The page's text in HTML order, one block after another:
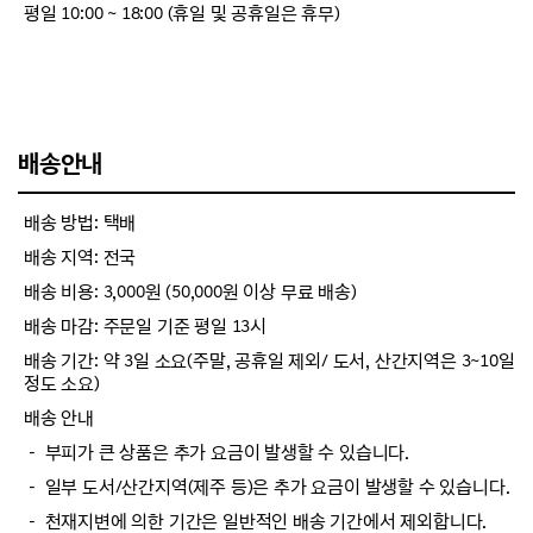
평일 10:00 ~ 18:00 (휴일 및 공휴일은 휴무)
배송안내
배송 방법: 택배
배송 지역: 전국
배송 비용: 3,000원 (50,000원 이상 무료 배송)
배송 마감: 주문일 기준 평일 13시
배송 기간: 약 3일 소요(주말, 공휴일 제외/ 도서, 산간지역은 3~10일
정도 소요)
배송 안내
－ 부피가 큰 상품은 추가 요금이 발생할 수 있습니다.
－ 일부 도서/산간지역(제주 등)은 추가 요금이 발생할 수 있습니다.
－ 천재지변에 의한 기간은 일반적인 배송 기간에서 제외합니다.